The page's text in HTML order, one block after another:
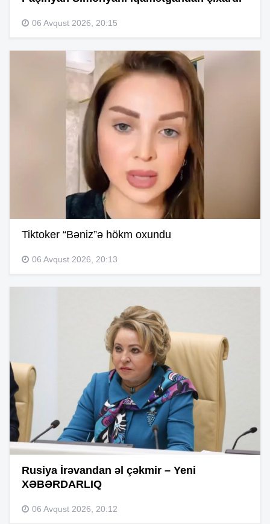
06 Avqust 2026, 20:15
Tiktoker “Bəniz”ə hökm oxundu
06 Avqust 2026, 20:13
Rusiya İrəvandan əl çəkmir – Yeni
XƏBƏRDARLIQ
06 Avqust 2026, 20:12